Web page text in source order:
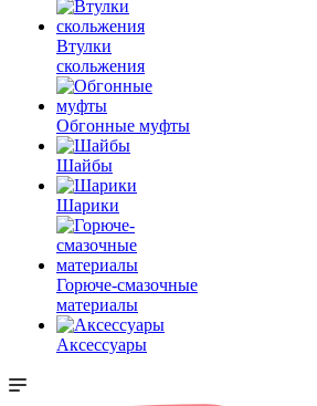
Втулки
скольжения
Обгонные муфты
Шайбы
Шарики
Горюче-смазочные
материалы
Аксессуары